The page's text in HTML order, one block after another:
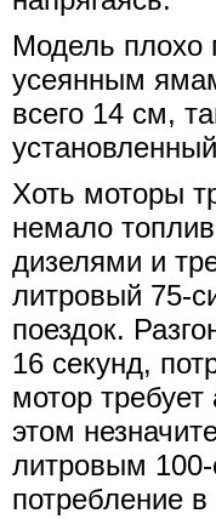
Модель плохо
усеянным
всего 14 см,
Хоть моторы
немало
дизелями и
литровый 75-
поездок.
16 секунд,
мотор
этом
литровым
потребление